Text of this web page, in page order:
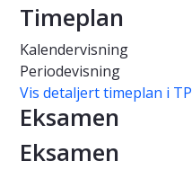
Timeplan
Kalendervisning
Periodevisning
Vis detaljert timeplan i TP
Eksamen
Eksamen